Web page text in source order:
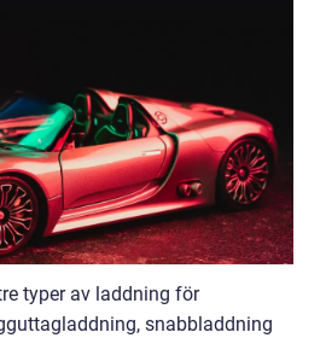
typer av laddning för
snabbladdning